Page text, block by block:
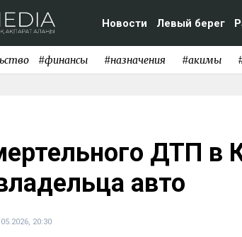
Новости Левый берег
#финансы #назначения #акимы
ДТП в
авто
20:30